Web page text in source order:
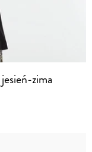
zima